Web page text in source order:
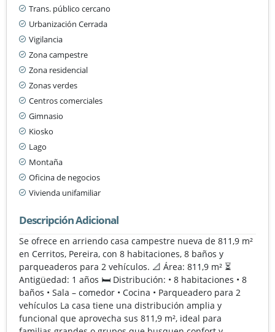
Trans. público cercano
Urbanización Cerrada
Vigilancia
Zona campestre
Zona residencial
Zonas verdes
Centros comerciales
Gimnasio
Kiosko
Lago
Montaña
Oficina de negocios
Vivienda unifamiliar
Descripción Adicional
Se ofrece en arriendo casa campestre nueva de 811,9 m²
en Cerritos, Pereira, con 8 habitaciones, 8 baños y
parqueaderos para 2 vehículos. 📐 Área: 811,9 m² ⏳
Antigüedad: 1 años 🛏️ Distribución: • 8 habitaciones • 8
baños • Sala – comedor • Cocina • Parqueadero para 2
vehículos La casa tiene una distribución amplia y
funcional que aprovecha sus 811,9 m², ideal para